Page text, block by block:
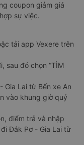
coupon giảm giá
sự việc.
tải app Vexere trên
sau đó chọn “TÌM
Gia Lai từ Bến xe An
vào khung giờ quý
điểm trả và nhập
Đắk Pơ - Gia Lai từ